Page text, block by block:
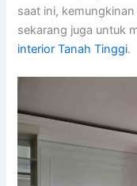
saat ini,
sekarang juga untuk
interior Tanah Tinggi.